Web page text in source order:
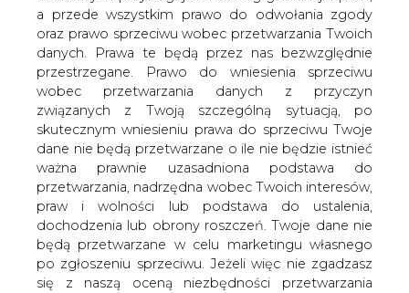
a przede wszystkim prawo do odwołania zgody
oraz prawo sprzeciwu wobec przetwarzania Twoich
danych. Prawa te będą przez nas bezwzględnie
przestrzegane. Prawo do wniesienia sprzeciwu
wobec przetwarzania danych z przyczyn
związanych z Twoją szczególną sytuacją, po
skutecznym wniesieniu prawa do sprzeciwu Twoje
dane nie będą przetwarzane o ile nie będzie istnieć
ważna prawnie uzasadniona podstawa do
przetwarzania, nadrzędna wobec Twoich interesów,
praw i wolności lub podstawa do ustalenia,
dochodzenia lub obrony roszczeń. Twoje dane nie
będą przetwarzane w celu marketingu własnego
po zgłoszeniu sprzeciwu. Jeżeli więc nie zgadzasz
się z naszą oceną niezbędności przetwarzania
Węgierski MOL (ropa, gaz, chemia)
osiągnął po 9 miesiącach imponujący
zysk netto 55,2 mld HUF (233,4 mln USD)
W analogicznym okresie roku poprzedniego firma
poniosła stratę w wysokości 14,3 mld. Jednak MOL
przedstawił jednocześnie złą prognozę
krótkoterminową. Węgrzy wyjaśnili, że dobry wynik jest
kombinacją dużej poprawy w dziale gazu i pogorszenia
się w dziale ropy. Silny forint, droga ropa i stałe marże w
krakingu wpłyną na złe wyniki w IV i l kwartale.
#Energetyka #świat